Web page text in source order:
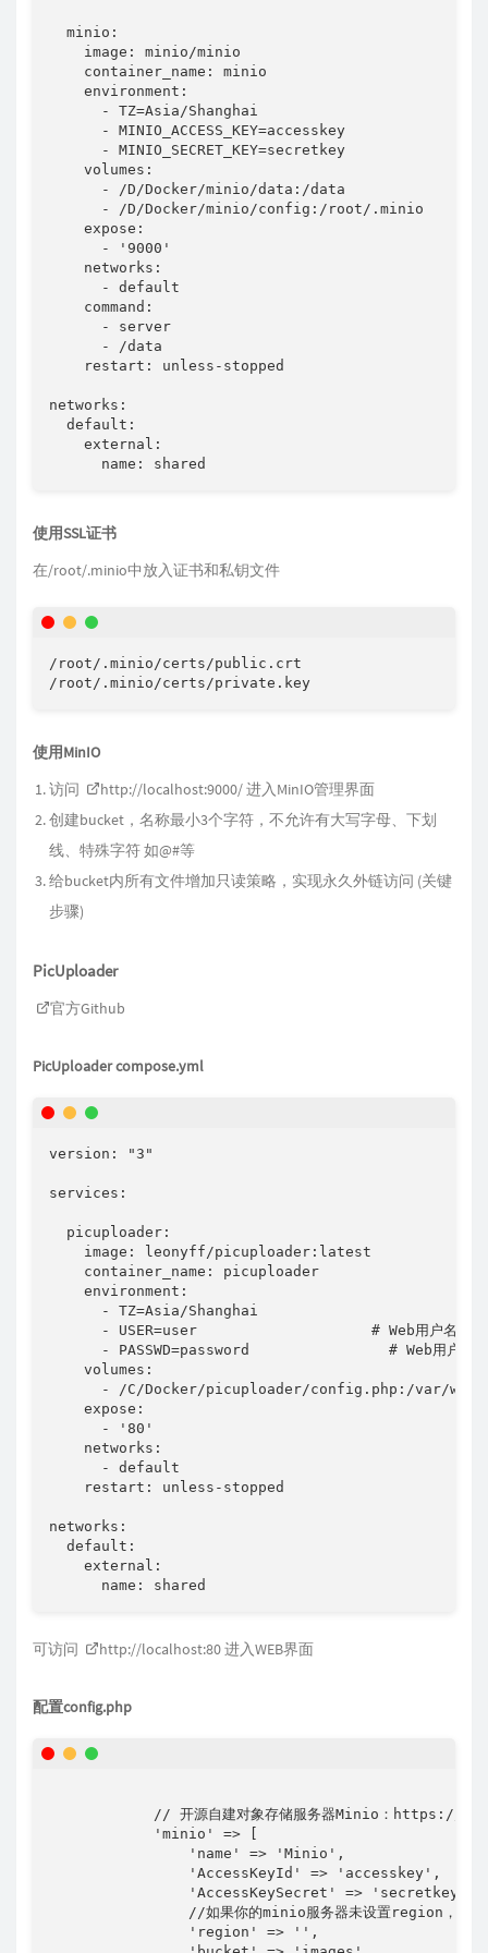
  minio:
    image: minio/minio
    container_name: minio
    environment:
      - TZ=Asia/Shanghai
- MINIO_ACCESS_KEY=accesskey                #
- MINIO_SECRET_KEY=secretkey                #
    volumes:
- /D/Docker/minio/data:/data                #
- /D/Docker/minio/config:/root/.minio
    expose:
      - '9000'
    networks:
      - default
    command:
      - server
      - /data
    restart: unless-stopped
networks:
  default:
    external:
      name: shared
使用SSL证书
在/root/.minio中放入证书和私钥文件
/root/.minio/certs/public.crt
/root/.minio/certs/private.key
使用MinIO
访问
http://localhost:9000/进入MinIO管理界面
创建bucket，名称最小3个字符，不允许有大写字母、下划
线、特殊字符 如@#等
给bucket内所有文件增加只读策略，实现永久外链访问 (关键
步骤)
PicUploader
官方Github
PicUploader compose.yml
version: "3"
services:
  picuploader:
    image: leonyff/picuploader:latest
    container_name: picuploader
    environment:
      - TZ=Asia/Shanghai
      - USER=user                    # Web用户名
      - PASSWD=password                # Web用户密码
    volumes:
- /C/Docker/picuploader/config.php:/var/www/
    expose:
      - '80'
    networks:
      - default
    restart: unless-stopped
networks:
  default:
    external:
      name: shared
可访问 http://localhost:80进入WEB界面
配置config.php
// 开源自建对象存储服务器Minio：https://
            'minio' => [
                'name' => 'Minio',
                'AccessKeyId' => 'accesskey',
                'AccessKeySecret' => 'secretkey',
//如果你的minio服务器未设置region，那就
                'region' => '',